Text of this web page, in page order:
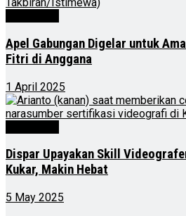
Apel Gabungan Digelar untuk
Fitri di Anggana
1 April 2025
Dispar Upayakan Skill
Kukar, Makin Hebat
5 May 2025